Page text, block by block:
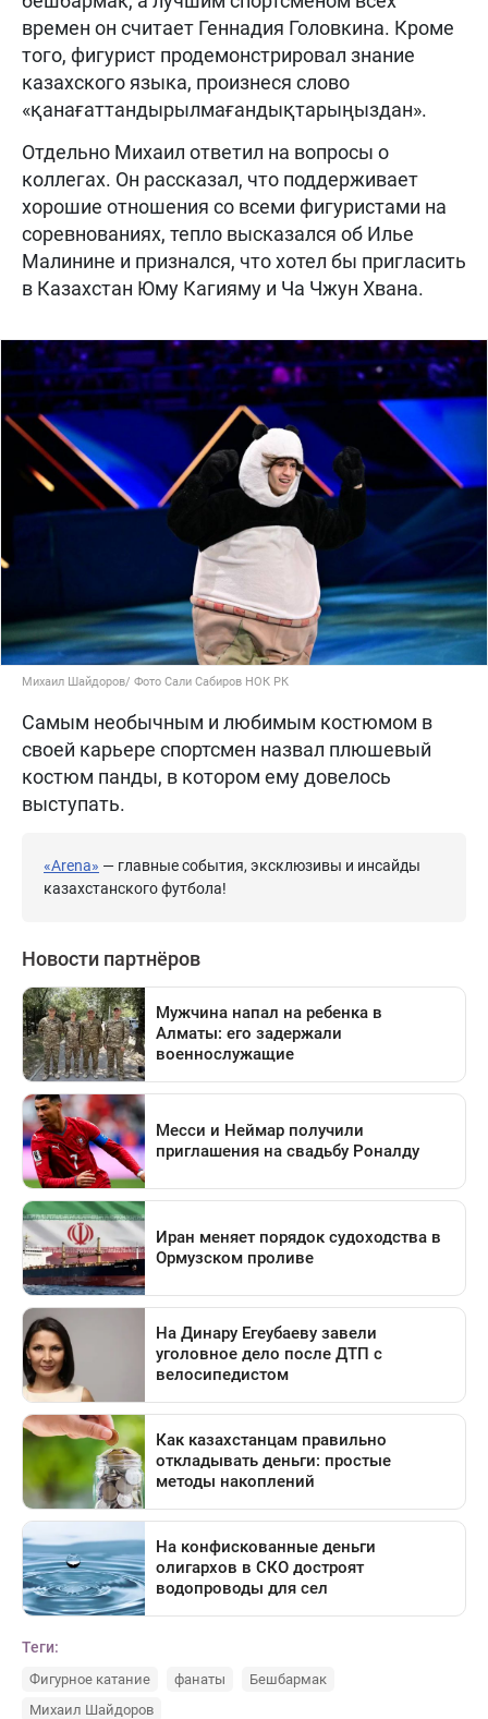
времен он считает Геннадия Головкина. Кроме
того, фигурист продемонстрировал знание
казахского языка, произнеся слово
«қанағаттандырылмағандықтарыңыздан».
Отдельно Михаил ответил на вопросы о
коллегах. Он рассказал, что поддерживает
хорошие отношения со всеми фигуристами на
соревнованиях, тепло высказался об Илье
Малинине и признался, что хотел бы пригласить
в Казахстан Юму Кагияму и Ча Чжун Хвана.
Михаил Шайдоров/ Фото Сали Сабиров НОК РК
Самым необычным и любимым костюмом в
своей карьере спортсмен назвал плюшевый
костюм панды, в котором ему довелось
выступать.
«Arena» — главные события, эксклюзивы и инсайды
казахстанского футбола!
Теги:
Фигурное катание фанаты
Бешбармак
Михаил Шайдоров